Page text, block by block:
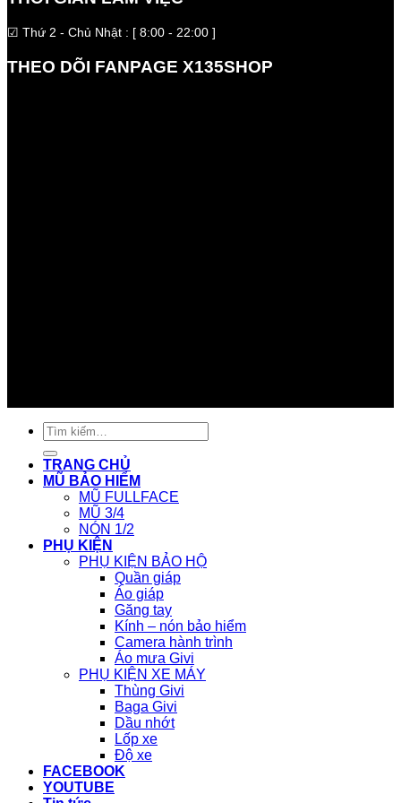
☑ Thứ 2 - Chủ Nhật : [ 8:00 - 22:00 ]
THEO DÕI FANPAGE X135SHOP
Tìm
kiếm:
TRANG CHỦ
MŨ BẢO HIỂM
MŨ FULLFACE
MŨ 3/4
NÓN 1/2
PHỤ KIỆN
PHỤ KIỆN BẢO HỘ
Quần giáp
Áo giáp
Găng tay
Kính – nón bảo hiểm
Camera hành trình
Áo mưa Givi
PHỤ KIỆN XE MÁY
Thùng Givi
Baga Givi
Dầu nhớt
Lốp xe
Độ xe
FACEBOOK
YOUTUBE